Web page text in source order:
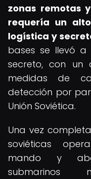
zonas remotas
requería un
logística y
bases se llevó
secreto, con un
medidas de
detección por
Unión Soviética.
Una vez
soviéticas
mando y
submarinos